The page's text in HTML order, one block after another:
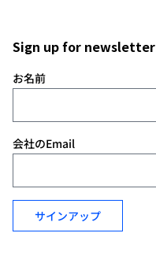
Sign up for newsletter
お名前
会社のEmail
サインアップ